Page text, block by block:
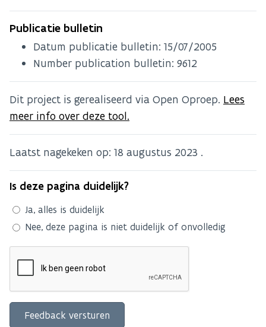
Publicatie bulletin
Datum publicatie bulletin: 15/07/2005
Number publication bulletin: 9612
Dit project is gerealiseerd via Open Oproep. Lees
meer info over deze tool.
Laatst nagekeken op: 18 augustus 2023 .
Is deze pagina duidelijk?
Ja, alles is duidelijk
Nee, deze pagina is niet duidelijk of onvolledig